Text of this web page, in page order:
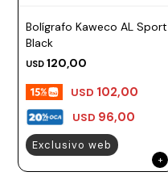
Bolígrafo Kaweco AL Sport
Black
USD 120,00
USD 96,00
USD 102,00
Exclusivo web
todo
Relojes
Loria
Studio
Casio
Fossil
Skagen
Rosefield
Pluma
Repuestos
Bolígrafo
Rollerball
Lápiz
mecánico
HIDRATACIÓN
Plastico
Accesorios
MOCHILAS
ACCESORIOS
Encendedores
OUTLET